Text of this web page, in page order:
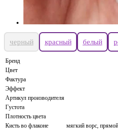
черный красный белый
Бренд
Цвет
Фактура
Эффект
Артикул производителя
Густота
Плотность цвета
Кисть во флаконе
мягкий ворс,